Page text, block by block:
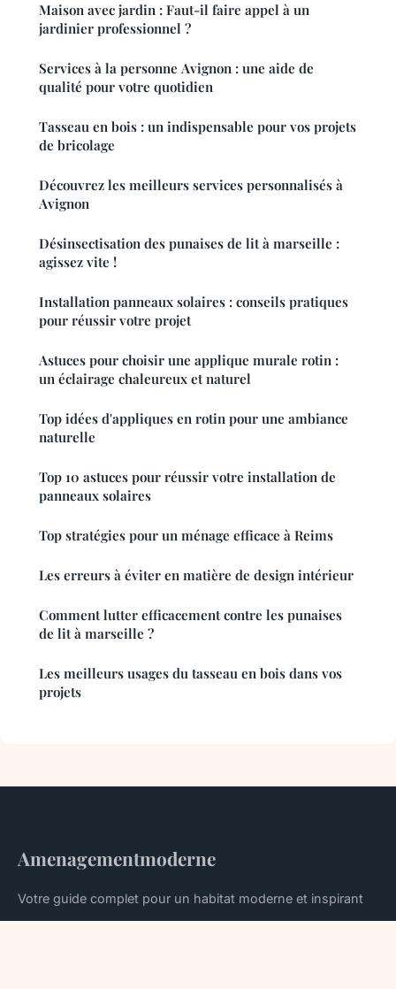
Maison avec jardin : Faut-il faire appel à un
jardinier professionnel ?
Services à la personne Avignon : une aide de
qualité pour votre quotidien
Tasseau en bois : un indispensable pour vos projets
de bricolage
Découvrez les meilleurs services personnalisés à
Avignon
Désinsectisation des punaises de lit à marseille :
agissez vite !
Installation panneaux solaires : conseils pratiques
pour réussir votre projet
Astuces pour choisir une applique murale rotin :
un éclairage chaleureux et naturel
Top idées d'appliques en rotin pour une ambiance
naturelle
Top 10 astuces pour réussir votre installation de
panneaux solaires
Top stratégies pour un ménage efficace à Reims
Les erreurs à éviter en matière de design intérieur
Comment lutter efficacement contre les punaises
de lit à marseille ?
Les meilleurs usages du tasseau en bois dans vos
projets
Amenagementmoderne
Votre guide complet pour un habitat moderne et inspirant